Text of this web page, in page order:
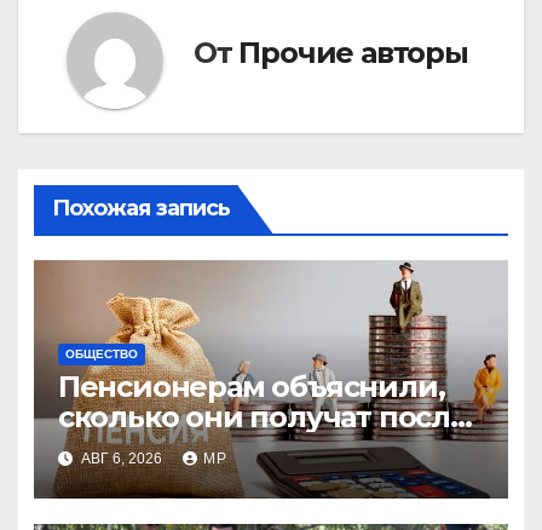
От Прочие авторы
Похожая запись
ОБЩЕСТВО
Пенсионерам объяснили,
сколько они получат после
индексации
АВГ 6, 2026 MP